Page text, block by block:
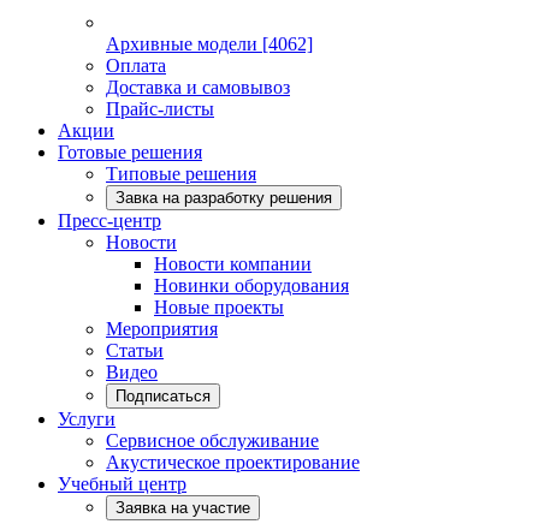
Архивные модели [4062]
Оплата
Доставка и самовывоз
Прайс-листы
Акции
Готовые решения
Типовые решения
Завка на разработку решения
Пресс-центр
Новости
Новости компании
Новинки оборудования
Новые проекты
Мероприятия
Статьи
Видео
Подписаться
Услуги
Сервисное обслуживание
Акустическое проектирование
Учебный центр
Заявка на участие